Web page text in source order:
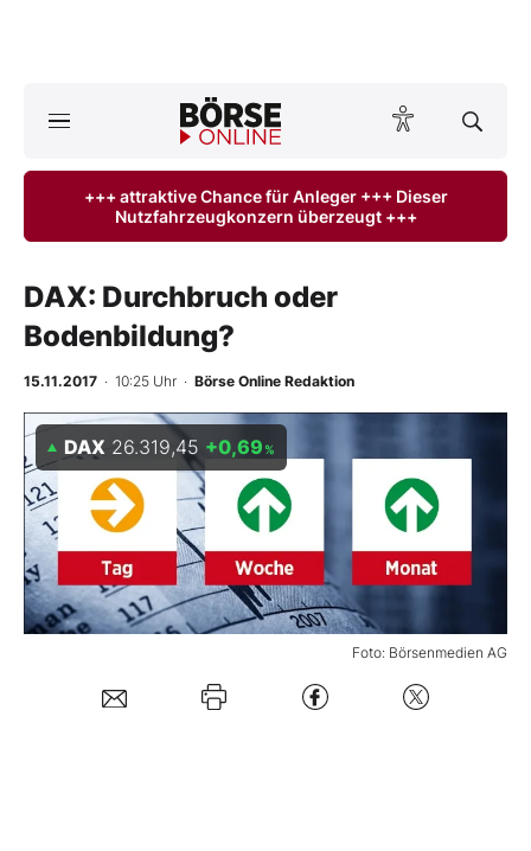
ktuelle Ausgabe BÖRSE ONLINE lesen
Finanz-Check
BO-Musterdepots
Experten
Mein B:O
+++ attraktive Chance für Anleger +++ Dieser
Nutzfahrzeugkonzern überzeugt +++
DAX: Durchbruch oder
Bodenbildung?
15.11.2017 · 10:25 Uhr · Börse Online Redaktion
Foto: Börsenmedien AG
DAX 26.319,45 +0,69 %